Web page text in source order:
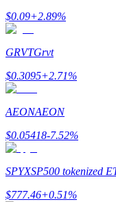
Porquinho poderoso
Ganhe
$0.09+2.89%
GRVTGrvt
$0.3095+2.71%
AEONAEON
$0.05418-7.52%
SPYXSP500 tokenized
$777.46+0.51%